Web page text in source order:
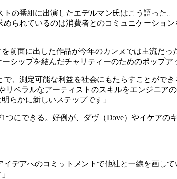
の番組に出演したエデルマン氏はこう語った
られているのは消費者とのコミュニケーション
前面に出した作品が今年のカンヌでは主流だ
シップを結んだチャリティーのためのポップア
、測定可能な利益を社会にもたらすことがで
ベラルなアーティストのスキルをエンジニア
らかに新しいステップです」
にできる。好例が、ダヴ（Dove）やイケアの
デアへのコミットメントで他社と一線を画し